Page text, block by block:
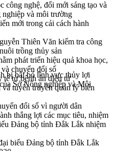
công nghệ, đổi mới sáng tạo và
và môi trường
mới trong cải cách hành
Thiên Văn kiểm tra công
trồng thủy sản
phát triển hiệu quả khoa học,
chuyển đổi số
từ bệnh án điện tử
tuyên truyền quản lý biên
đổi số vì người dân
thắng lợi các mục tiêu, nhiệm
Đảng bộ tỉnh Đắk Lắk nhiệm
biểu Đảng bộ tỉnh Đắk Lắk
bị bãi bỏ lĩnh vực thủy lợi
Sở Nông nghiệp và Môi